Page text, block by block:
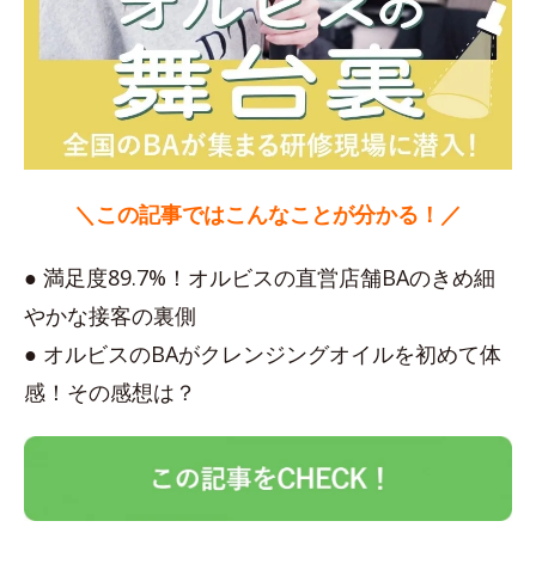
＼この記事ではこんなことが分かる！／
● 満足度89.7%！オルビスの直営店舗BAのきめ細
やかな接客の裏側
● オルビスのBAがクレンジングオイルを初めて体
感！その感想は？